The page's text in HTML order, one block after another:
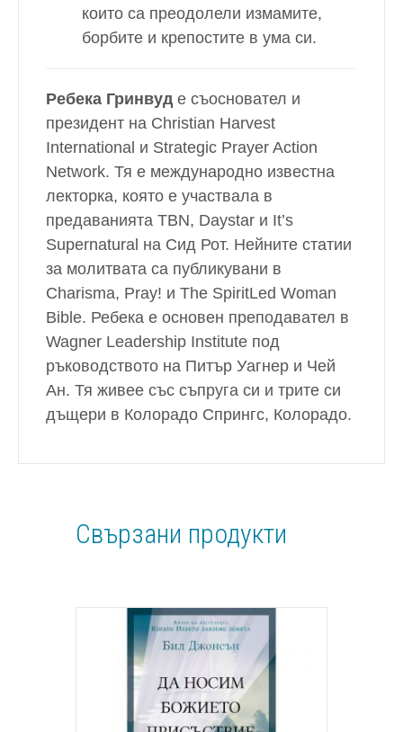
които са преодолели измамите,
борбите и крепостите в ума си.
Ребека Гринвуд е съосновател и
президент на Christian Harvest
International и Strategic Prayer Action
Network. Тя е международно известна
лекторка, която е участвала в
предаванията TBN, Daystar и It’s
Supernatural на Сид Рот. Нейните статии
за молитвата са публикувани в
Charisma, Pray! и The SpiritLed Woman
Bible. Ребека е основен преподавател в
Wagner Leadership Institute под
ръководството на Питър Уагнер и Чей
Ан. Тя живее със съпруга си и трите си
дъщери в Колорадо Спрингс, Колорадо.
Свързани продукти